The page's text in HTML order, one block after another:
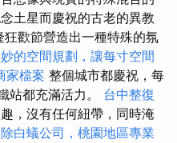
土星而慶祝的古老的異教
狂歡節營造出一種特殊的氛
的空間規劃，讓每寸空間
家檔案 整個城市都慶祝，每
站都充滿活力。 台中整復
，沒有任何紐帶，同時淹
白蟻公司，桃園地區專業